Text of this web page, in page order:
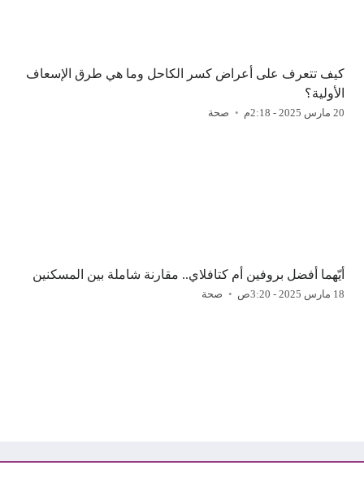
كيف تتعرف على أعراض كسر الكاحل وما هي طرق الإسعاف
الأولية؟
20 مارس 2025 - 2:18م صحة
أيّهما أفضل بروفين أم كتافلاي.. مقارنة شاملة بين المسكنين
18 مارس 2025 - 3:20ص صحة